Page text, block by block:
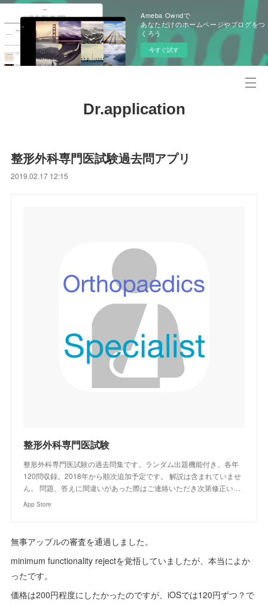
Ameba Owndで
あなただけのホームページやブログをつ
くろう
今すぐ試す
Dr.application
整形外科専門医試験過去問アプリ
2019.02.17 12:15
‎整形外科専門医試験
‎整形外科専門医試験の過去問集です。ランダム出題機能付き。各年
120問収録。2018年から順次追加予定です。 解説は含まれていませ
ん。 問題、答えに間違いがあった際はご連絡いただき次第修正い…
App Store
無事アップルの審査を通過しました。
minimum functionality rejectを覚悟していましたが、本当によか
ったです。
価格は200円程度にしたかったのですが、iOSでは120円ずつ？で